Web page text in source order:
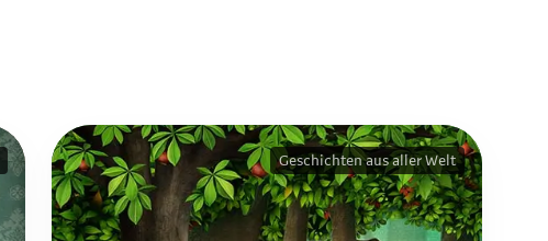
Geschichten aus aller Welt